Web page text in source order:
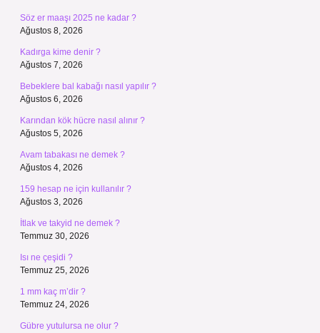
Söz er maaşı 2025 ne kadar ?
Ağustos 8, 2026
Kadırga kime denir ?
Ağustos 7, 2026
Bebeklere bal kabağı nasıl yapılır ?
Ağustos 6, 2026
Karından kök hücre nasıl alınır ?
Ağustos 5, 2026
Avam tabakası ne demek ?
Ağustos 4, 2026
159 hesap ne için kullanılır ?
Ağustos 3, 2026
İtlak ve takyid ne demek ?
Temmuz 30, 2026
Isı ne çeşidi ?
Temmuz 25, 2026
1 mm kaç m’dir ?
Temmuz 24, 2026
Gübre yutulursa ne olur ?